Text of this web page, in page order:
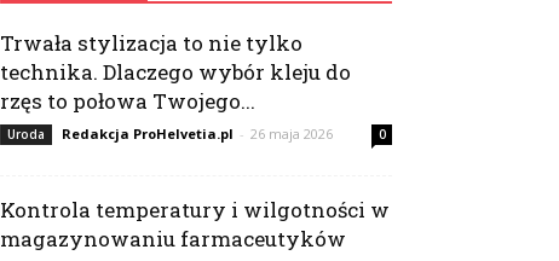
Trwała stylizacja to nie tylko
technika. Dlaczego wybór kleju do
rzęs to połowa Twojego...
Uroda Redakcja ProHelvetia.pl - 26 maja 2026 0
Kontrola temperatury i wilgotności w
magazynowaniu farmaceutyków